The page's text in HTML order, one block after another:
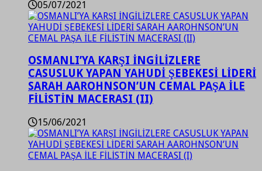
05/07/2021
OSMANLI’YA KARŞI İNGİLİZLERE
CASUSLUK YAPAN YAHUDİ ŞEBEKESİ LİDERİ
SARAH AAROHNSON’UN CEMAL PAŞA İLE
FİLİSTİN MACERASI (II)
15/06/2021